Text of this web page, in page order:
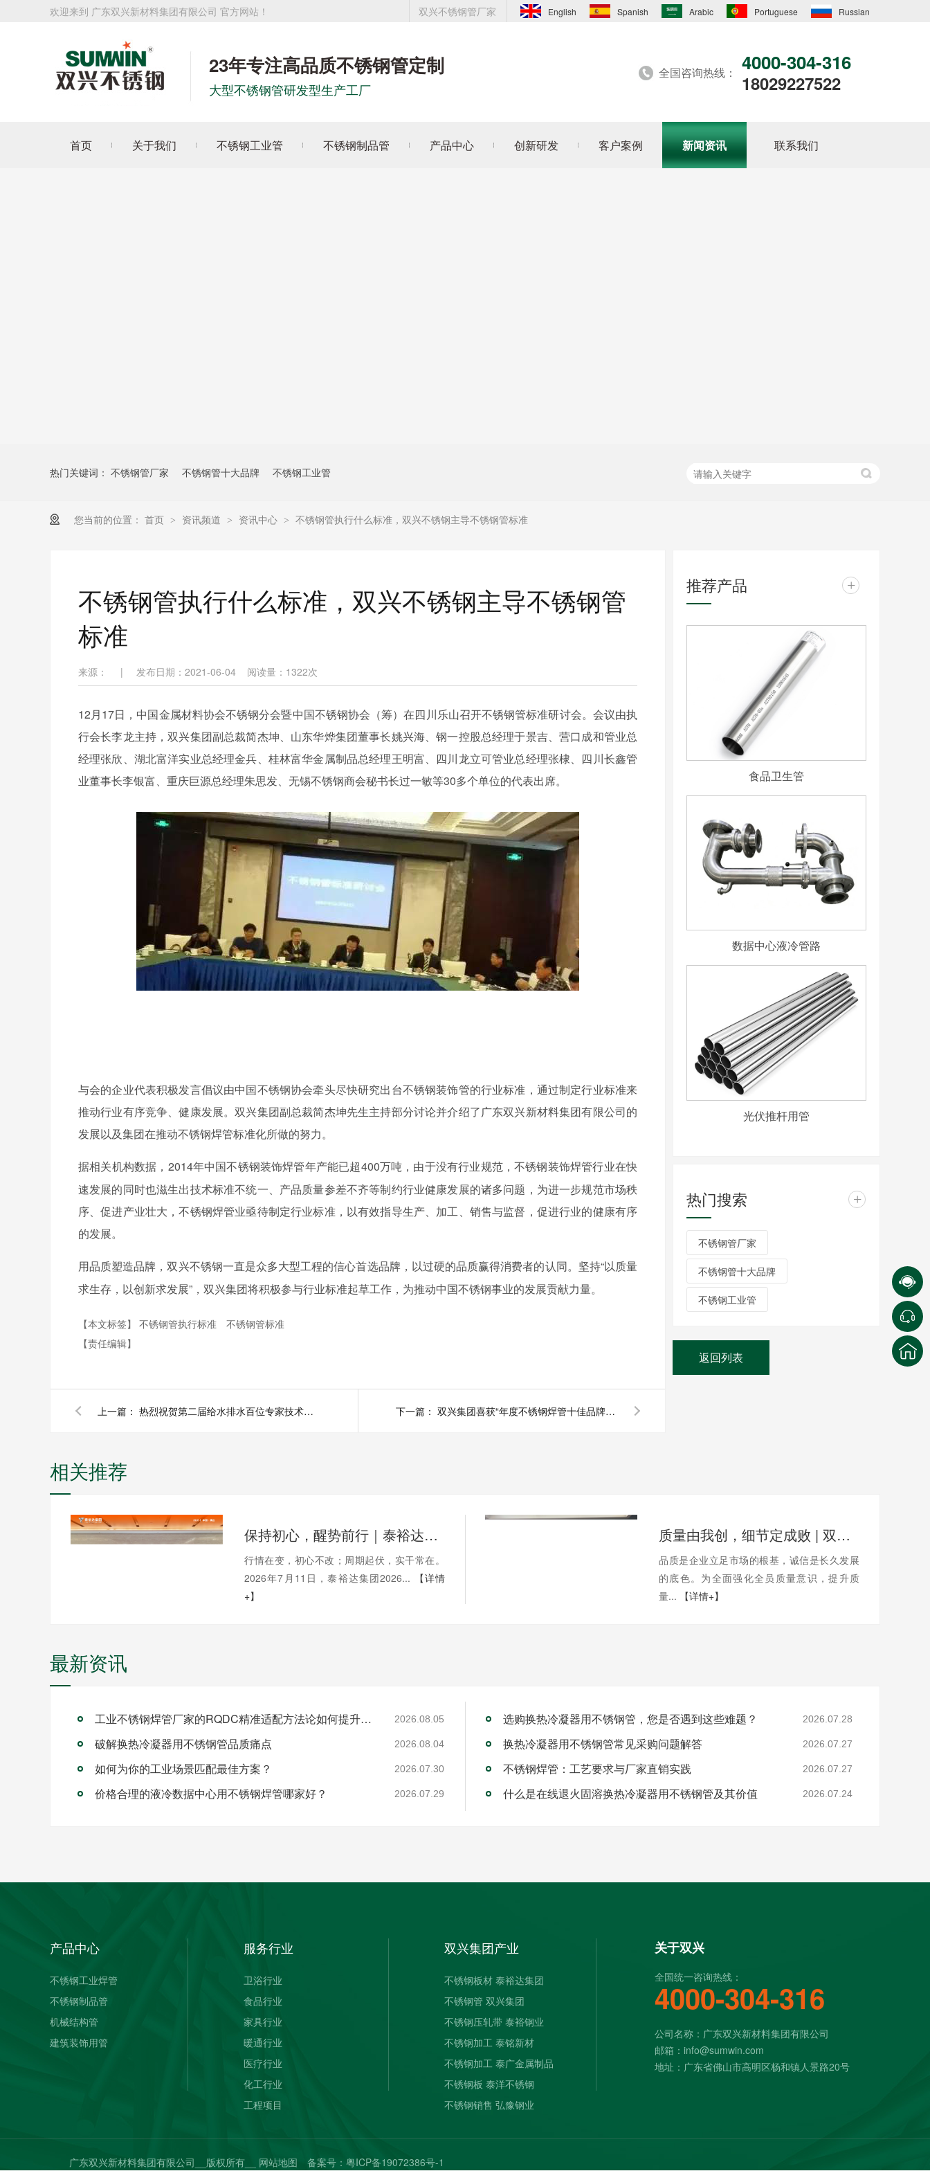
双兴不锈钢管厂家 English Spanish Arabic Portuguese Russian
欢迎来到 广东双兴新材料集团有限公司 官方网站！
23年专注高品质不锈钢管定制
大型不锈钢管研发型生产工厂
全国咨询热线： 4000-304-316
18029227522
首页 关于我们 不锈钢工业管 不锈钢制品管 产品中心 创新研发 客户案例 新闻资讯 联系我们
热门关键词： 不锈钢管厂家 不锈钢管十大品牌 不锈钢工业管
您当前的位置： 首页 > 资讯频道 > 资讯中心 > 不锈钢管执行什么标准，双兴不锈钢主导不锈钢管标准
不锈钢管执行什么标准，双兴不锈钢主导不锈钢管
标准
来源： | 发布日期：2021-06-04 阅读量： 1322次
12月17日，中国金属材料协会不锈钢分会暨中国不锈钢协会（筹）在四川乐山召开不锈钢管标准研讨会。会议由执
行会长李龙主持，双兴集团副总裁简杰坤、山东华烨集团董事长姚兴海、钢一控股总经理于景吉、营口成和管业总
经理张欣、湖北富洋实业总经理金兵、桂林富华金属制品总经理王明富、四川龙立可管业总经理张棣、四川长鑫管
业董事长李银富、重庆巨源总经理朱思发、无锡不锈钢商会秘书长过一敏等30多个单位的代表出席。
与会的企业代表积极发言倡议由中国不锈钢协会牵头尽快研究出台不锈钢装饰管的行业标准，通过制定行业标准来
推动行业有序竞争、健康发展。双兴集团副总裁简杰坤先生主持部分讨论并介绍了广东双兴新材料集团有限公司的
发展以及集团在推动不锈钢焊管标准化所做的努力。
据相关机构数据， 2014年中国不锈钢装饰焊管年产能已超400万吨，由于没有行业规范，不锈钢装饰焊管行业在快
速发展的同时也滋生出技术标准不统一、产品质量参差不齐等制约行业健康发展的诸多问题，为进一步规范市场秩
序、促进产业壮大，不锈钢焊管业亟待制定行业标准，以有效指导生产、加工、销售与监督，促进行业的健康有序
的发展。
用品质塑造品牌，双兴不锈钢一直是众多大型工程的信心首选品牌，以过硬的品质赢得消费者的认同。坚持“以质量
求生存，以创新求发展”，双兴集团将积极参与行业标准起草工作，为推动中国不锈钢事业的发展贡献力量。
【本文标签】 不锈钢管执行标准
不锈钢管标准
【责任编辑】
上一篇： 热烈祝贺第二届给水排水百位专家技术交流大会顺利召开 下一篇： 双兴集团喜获“年度不锈钢焊管十佳品牌企业”荣誉奖项
推荐产品 +
食品卫生管
数据中心液冷管路
光伏推杆用管
热门搜索 +
不锈钢管厂家
不锈钢管十大品牌
不锈钢工业管
返回列表
相关推荐
保持初心，醒势前行｜泰裕达集团2026上半年总结会圆满举行
行情在变，初心不改；周期起伏，实干常在。
2026年7月11日，泰裕达集团2026...
【详情
+】
质量由我创，细节定成败 | 双兴集团举行2026年“质量月”启动仪式
品质是企业立足市场的根基，诚信是长久发展
的底色。为全面强化全员质量意识，提升质
量...
【详情+】
最新资讯
工业不锈钢焊管厂家的RQDC精准适配方法论如何提升客户价值？ 2026.08.05
破解换热冷凝器用不锈钢管品质痛点 2026.08.04
如何为你的工业场景匹配最佳方案？ 2026.07.30
价格合理的液冷数据中心用不锈钢焊管哪家好？ 2026.07.29
选购换热冷凝器用不锈钢管，您是否遇到这些难题？ 2026.07.28
换热冷凝器用不锈钢管常见采购问题解答 2026.07.27
不锈钢焊管：工艺要求与厂家直销实践 2026.07.27
什么是在线退火固溶换热冷凝器用不锈钢管及其价值 2026.07.24
产品中心
不锈钢工业焊管
不锈钢制品管
机械结构管
建筑装饰用管
服务行业
卫浴行业
食品行业
家具行业
暖通行业
医疗行业
化工行业
工程项目
双兴集团产业
不锈钢板材 泰裕达集团
不锈钢管 双兴集团
不锈钢压轧带 泰裕钢业
不锈钢加工 泰铭新材
不锈钢加工 泰广金属制品
不锈钢板 泰洋不锈钢
不锈钢销售 弘豫钢业
关于双兴
全国统一咨询热线：
4000-304-316
公司名称：广东双兴新材料集团有限公司
邮箱：info@sumwin.com
地址：广东省佛山市高明区杨和镇人景路20号
广东双兴新材料集团有限公司__版权所有__ 网站地图 备案号： 粤ICP备19072386号-1